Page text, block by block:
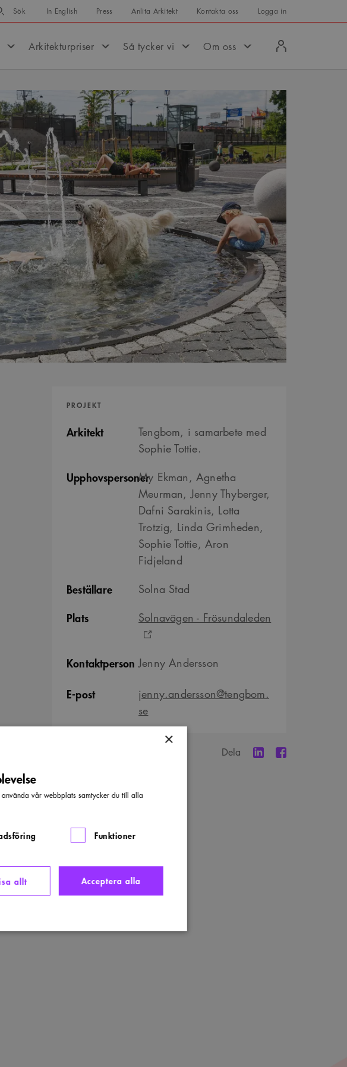
Sök In English Press Anlita Arkitekt Kontakta oss Logga in
Arkitekturpriser Så tycker vi Om oss
in
PROJEKT
Arkitekt
Tengbom, i samarbete med
Sophie Tottie.
UpphovspersonerMy Ekman, Agnetha
Meurman, Jenny Thyberger,
Dafni Sarakinis, Lotta
Trotzig, Linda Grimheden,
Sophie Tottie, Aron
Fidjeland
Beställare Solna Stad
Plats Solnavägen - Frösundaleden
Kontaktperson Jenny Andersson
E-post
jenny.andersson@tengbom.
se
Dela
×
vår webbplats samtycker du till alla
Funktioner
Acceptera alla
allt